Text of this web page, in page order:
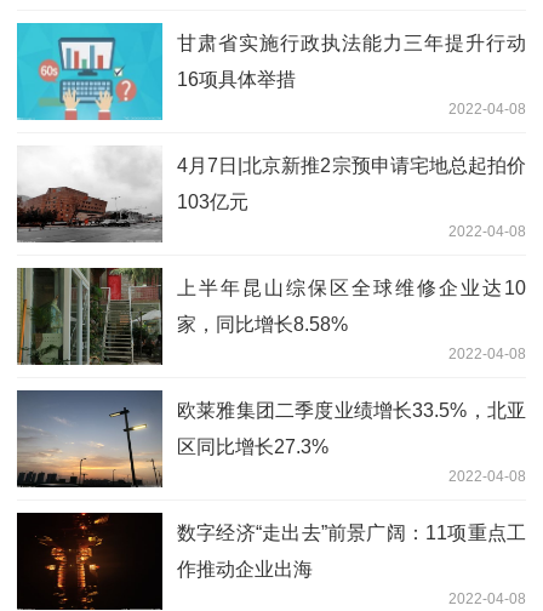
甘肃省实施行政执法能力三年提升行动
16项具体举措
2022-04-08
4月7日|北京新推2宗预申请宅地总起拍价
103亿元
2022-04-08
上半年昆山综保区全球维修企业达10
家，同比增长8.58%
2022-04-08
欧莱雅集团二季度业绩增长33.5%，北亚
区同比增长27.3%
2022-04-08
数字经济“走出去”前景广阔：11项重点工
作推动企业出海
2022-04-08